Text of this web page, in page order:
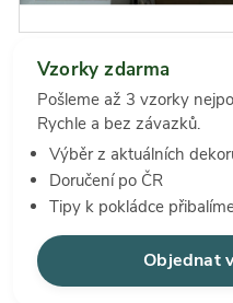
Vzorky zdarma
Pošleme až 3 vzorky
Rychle a bez závazků.
Výběr z aktuálních
Doručení po ČR
Tipy k pokládce
Objednat